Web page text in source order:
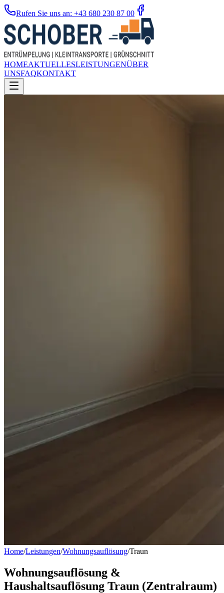
Rufen Sie uns an: +43 680 230 87 00
HOMEAKTUELLESLEISTUNGENÜBER
UNSFAQKONTAKT
Home/Leistungen/Wohnungsauflösung/Traun
Wohnungsauflösung &
Haushaltsauflösung Traun (Zentralraum)